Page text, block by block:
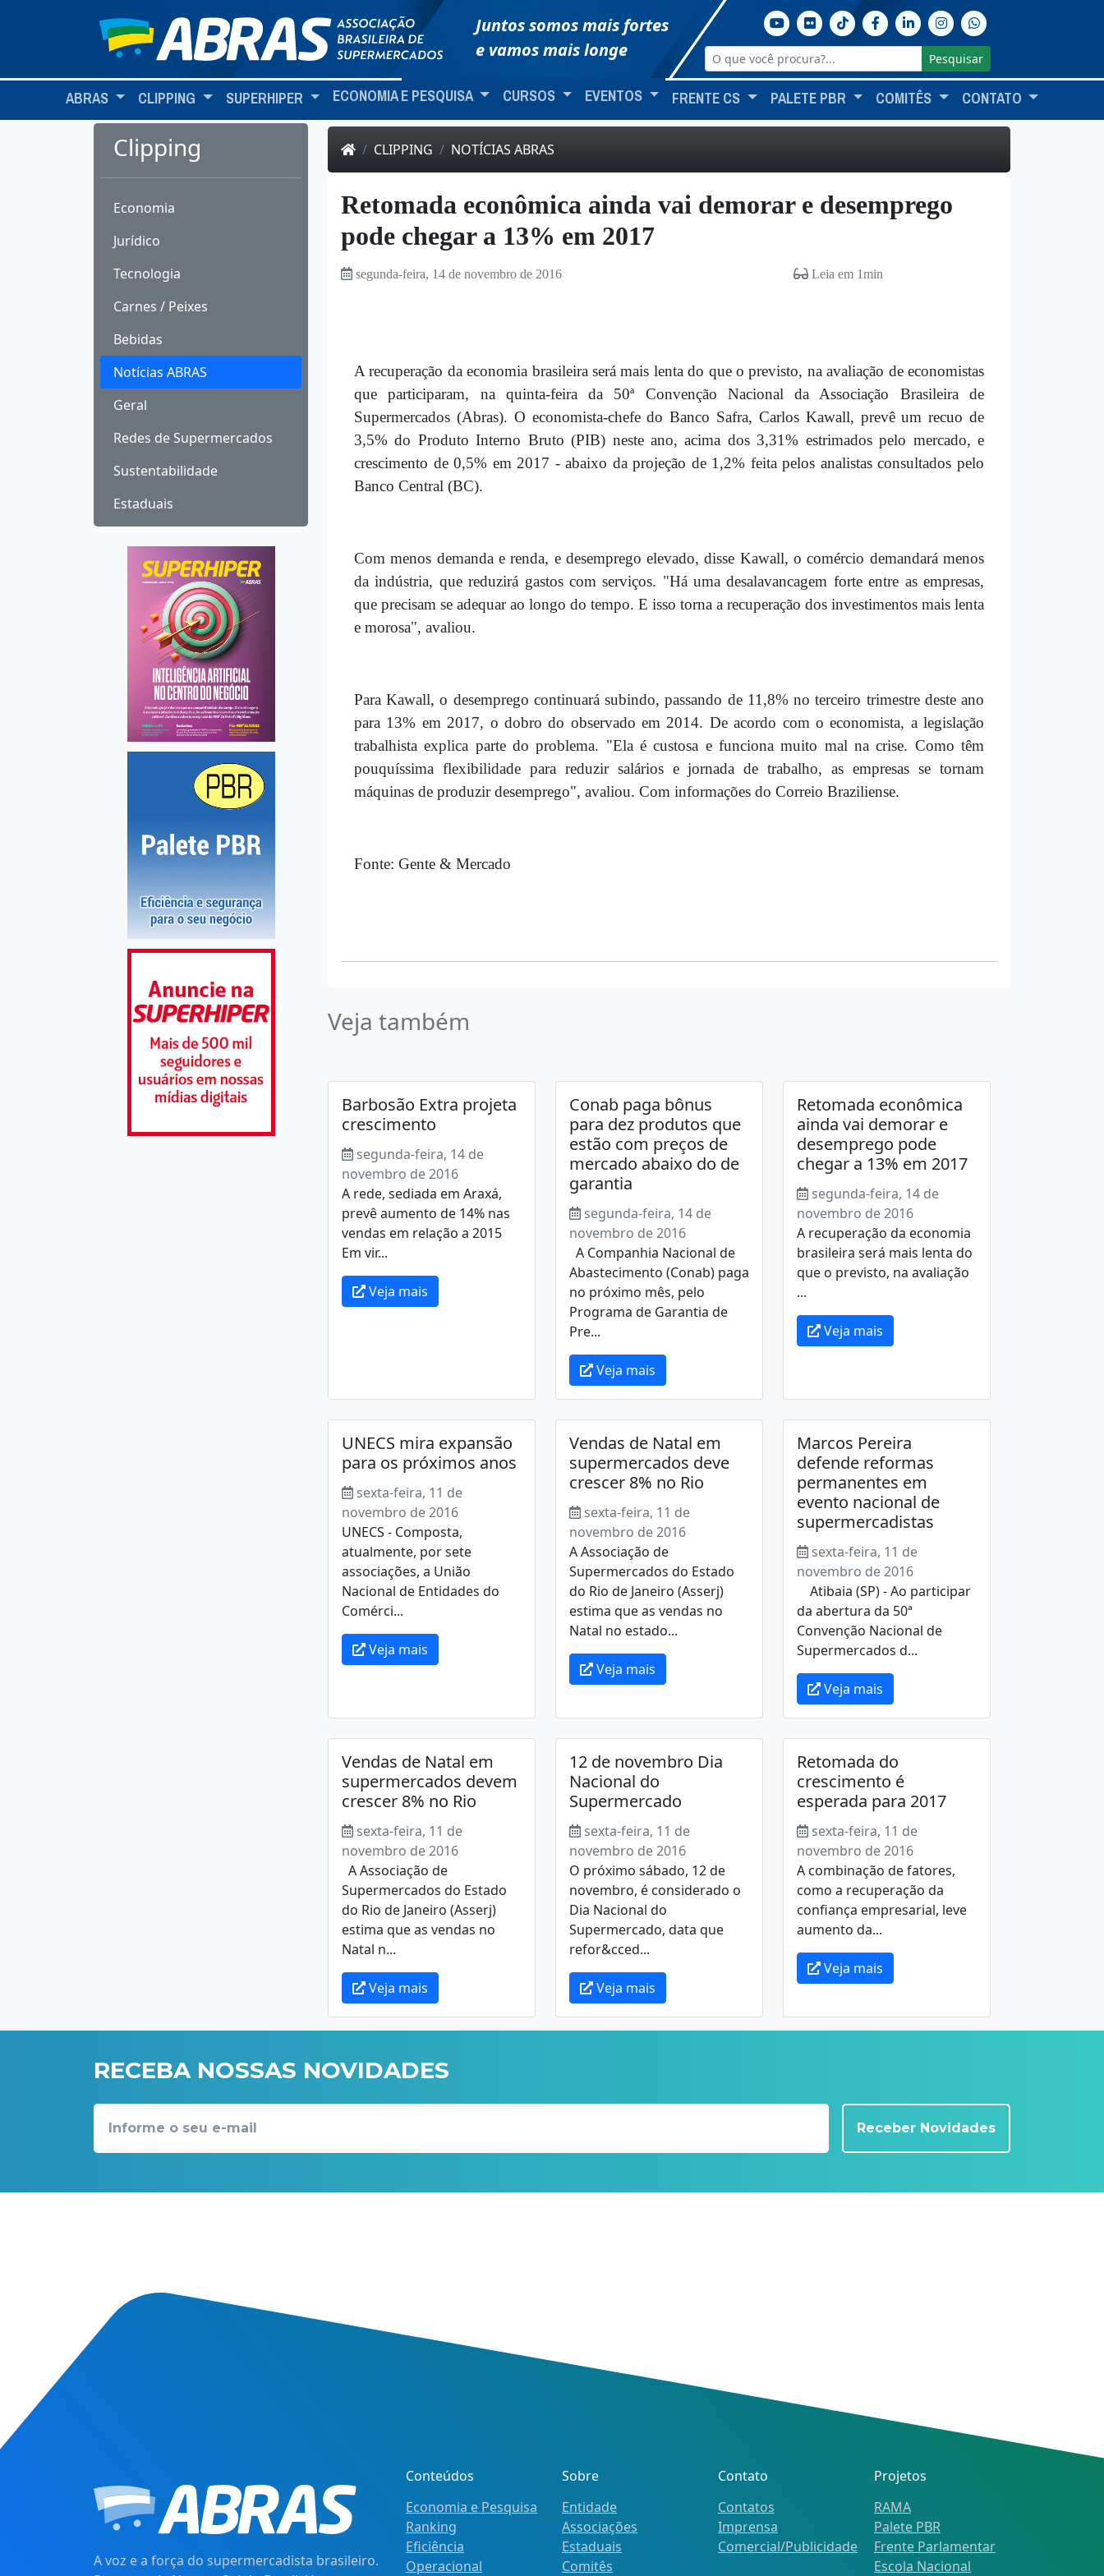
Juntos somos mais fortes
e vamos mais longe
Pesquisar
ABRAS CLIPPING SUPERHIPER ECONOMIA E PESQUISA CURSOS EVENTOS FRENTE CS PALETE PBR COMITÊS CONTATO
Clipping
Economia
Jurídico
Tecnologia
Carnes / Peixes
Bebidas
Notícias ABRAS
Geral
Redes de Supermercados
Sustentabilidade
Estaduais
CLIPPING NOTÍCIAS ABRAS
Retomada econômica ainda vai demorar e desemprego
pode chegar a 13% em 2017
segunda-feira, 14 de novembro de 2016 Leia em 1min
A recuperação da economia brasileira será mais lenta do que o previsto, na avaliação de economistas
que participaram, na quinta-feira da 50ª Convenção Nacional da Associação Brasileira de
Supermercados (Abras). O economista-chefe do Banco Safra, Carlos Kawall, prevê um recuo de
3,5% do Produto Interno Bruto (PIB) neste ano, acima dos 3,31% estrimados pelo mercado, e
crescimento de 0,5% em 2017 - abaixo da projeção de 1,2% feita pelos analistas consultados pelo
Banco Central (BC).
Com menos demanda e renda, e desemprego elevado, disse Kawall, o comércio demandará menos
da indústria, que reduzirá gastos com serviços. "Há uma desalavancagem forte entre as empresas,
que precisam se adequar ao longo do tempo. E isso torna a recuperação dos investimentos mais lenta
e morosa", avaliou.
Para Kawall, o desemprego continuará subindo, passando de 11,8% no terceiro trimestre deste ano
para 13% em 2017, o dobro do observado em 2014. De acordo com o economista, a legislação
trabalhista explica parte do problema. "Ela é custosa e funciona muito mal na crise. Como têm
pouquíssima flexibilidade para reduzir salários e jornada de trabalho, as empresas se tornam
máquinas de produzir desemprego", avaliou. Com informações do Correio Braziliense.
Fonte: Gente & Mercado
Veja também
Barbosão Extra projeta
crescimento
segunda-feira, 14 de
novembro de 2016
A rede, sediada em Araxá,
prevê aumento de 14% nas
vendas em relação a 2015
Em vir...
Veja mais
Conab paga bônus
para dez produtos que
estão com preços de
mercado abaixo do de
garantia
segunda-feira, 14 de
novembro de 2016
A Companhia Nacional de
Abastecimento (Conab) paga
no próximo mês, pelo
Programa de Garantia de
Pre...
Veja mais
Retomada econômica
ainda vai demorar e
desemprego pode
chegar a 13% em 2017
segunda-feira, 14 de
novembro de 2016
A recuperação da economia
brasileira será mais lenta do
que o previsto, na avaliação
...
Veja mais
UNECS mira expansão
para os próximos anos
sexta-feira, 11 de
novembro de 2016
UNECS - Composta,
atualmente, por sete
associações, a União
Nacional de Entidades do
Comérci...
Veja mais
Vendas de Natal em
supermercados deve
crescer 8% no Rio
sexta-feira, 11 de
novembro de 2016
A Associação de
Supermercados do Estado
do Rio de Janeiro (Asserj)
estima que as vendas no
Natal no estado...
Veja mais
Marcos Pereira
defende reformas
permanentes em
evento nacional de
supermercadistas
sexta-feira, 11 de
novembro de 2016
Atibaia (SP) - Ao participar
da abertura da 50ª
Convenção Nacional de
Supermercados d...
Veja mais
Vendas de Natal em
supermercados devem
crescer 8% no Rio
sexta-feira, 11 de
novembro de 2016
A Associação de
Supermercados do Estado
do Rio de Janeiro (Asserj)
estima que as vendas no
Natal n...
Veja mais
12 de novembro Dia
Nacional do
Supermercado
sexta-feira, 11 de
novembro de 2016
O próximo sábado, 12 de
novembro, é considerado o
Dia Nacional do
Supermercado, data que
refor&cced...
Veja mais
Retomada do
crescimento é
esperada para 2017
sexta-feira, 11 de
novembro de 2016
A combinação de fatores,
como a recuperação da
confiança empresarial, leve
aumento da...
Veja mais
RECEBA NOSSAS NOVIDADES
Receber Novidades
A voz e a força do supermercadista brasileiro.
Conteúdos
Economia e Pesquisa
Ranking
Eficiência
Operacional
Sobre
Entidade
Associações
Estaduais
Comitês
Contato
Contatos
Imprensa
Comercial/Publicidade
Projetos
RAMA
Palete PBR
Frente Parlamentar
Escola Nacional